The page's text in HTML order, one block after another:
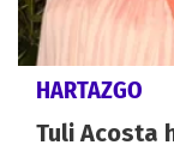
HARTAZGO
Tuli Acosta